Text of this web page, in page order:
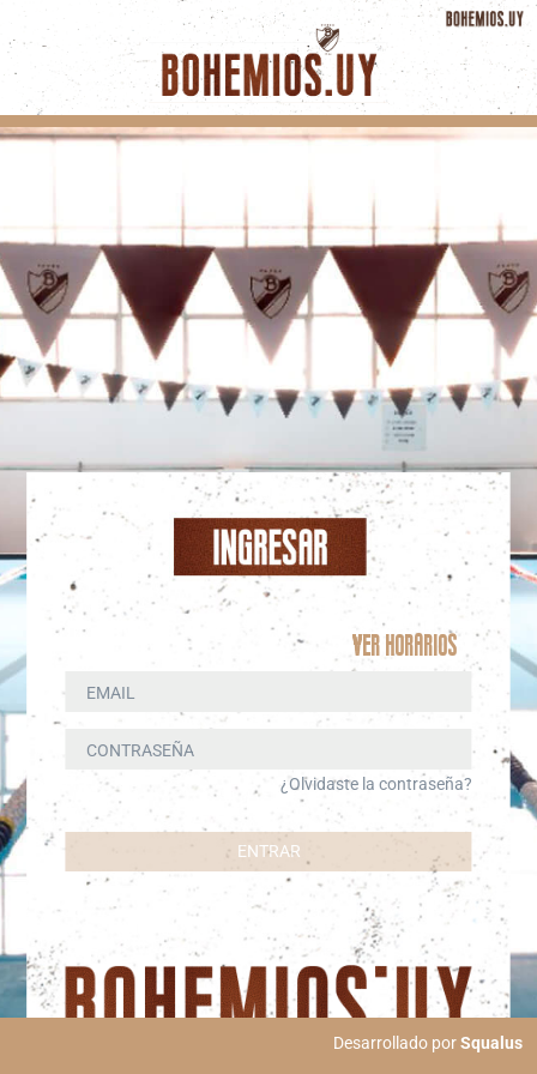
Ver horarios
EMAIL
CONTRASEÑA
ENTRAR
¿Olvidaste la contraseña?
Desarrollado porSqualus